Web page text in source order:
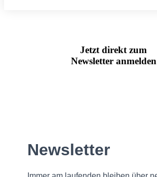
Jetzt direkt zum
Newsletter anmelden